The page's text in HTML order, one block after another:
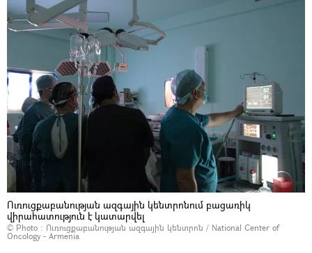
Ուռուցքաբանության ազգային կենտրոնում բացառիկ
վիրահատություն է կատարվել
© Photo : Ուռուցքաբանության ազգային կենտրոն / National Center of
Oncology - Armenia